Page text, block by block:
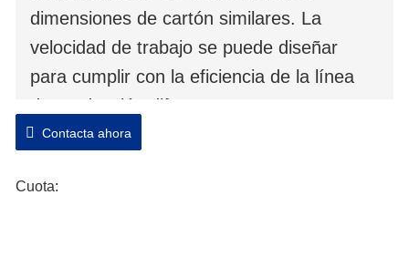
dimensiones de cartón similares. La
velocidad de trabajo se puede diseñar
para cumplir con la eficiencia de la línea
de producción diferente.
Contacta ahora
Cuota: